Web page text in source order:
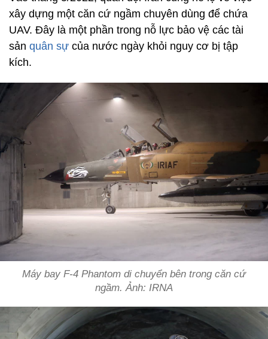
xây dựng một căn cứ ngầm chuyên dùng để chứa
UAV. Đây là một phần trong nỗ lực bảo vệ các tài
sản quân sự của nước ngày khỏi nguy cơ bị tập
kích.
Máy bay F-4 Phantom di chuyển bên trong căn cứ
ngầm. Ảnh: IRNA